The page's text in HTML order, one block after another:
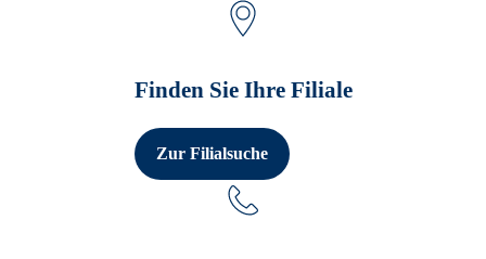
Finden Sie Ihre Filiale
Zur Filialsuche